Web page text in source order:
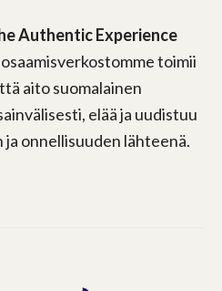
Authentic Experience
toimii
aito suomalainen
elää ja uudistuu
onnellisuuden lähteenä.